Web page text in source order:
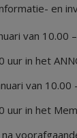
en
van 10.00
uur in het
van
uur in het